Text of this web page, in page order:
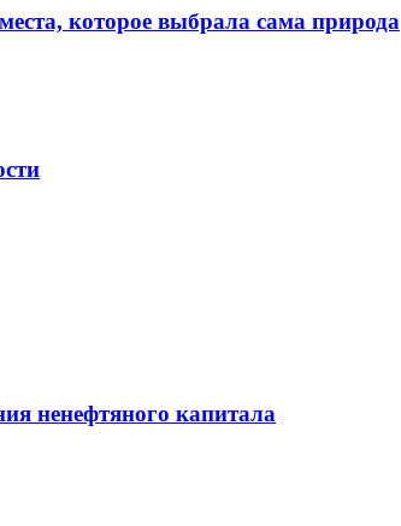
которое выбрала сама природа
ненефтяного капитала